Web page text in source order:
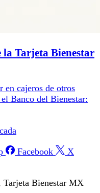
la Tarjeta Bienestar
en cajeros de otros
Banco del Bienestar:
Facebook X
Tarjeta Bienestar MX